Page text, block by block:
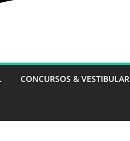
CONCURSOS & VESTIBULAR